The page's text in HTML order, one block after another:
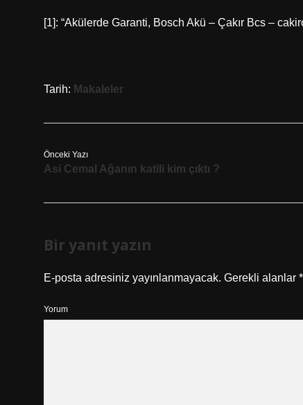
[1]: “Akülerde Garanti, Bosch Akü – Çakır Bcs –
Tarih: Makaleler
Önceki Yazı
Asi Cemal Ağanın katili kim çıktı ?
Bir yanıt yazın
E-posta adresiniz yayınlanmayacak. Gerekli alanlar *
Yorum